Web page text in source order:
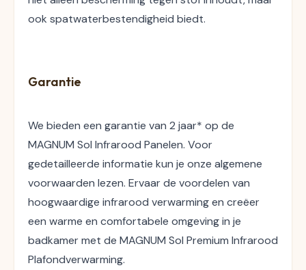
ook spatwaterbestendigheid biedt.
Garantie
We bieden een garantie van 2 jaar* op de
MAGNUM Sol Infrarood Panelen. Voor
gedetailleerde informatie kun je onze algemene
voorwaarden lezen. Ervaar de voordelen van
hoogwaardige infrarood verwarming en creëer
een warme en comfortabele omgeving in je
badkamer met de MAGNUM Sol Premium Infrarood
Plafondverwarming.